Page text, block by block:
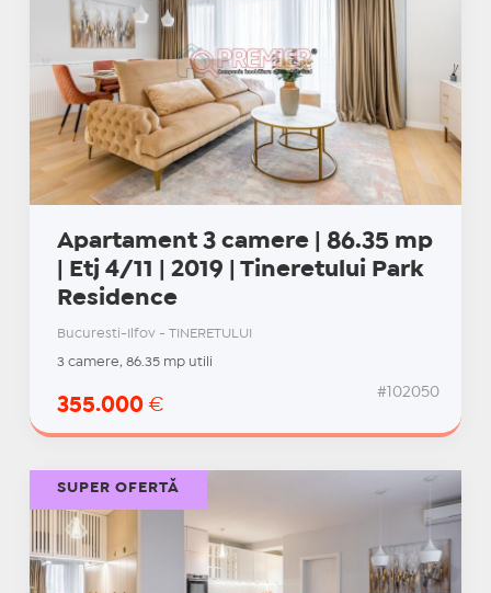
Apartament 3 camere | 86.35 mp
| Etj 4/11 | 2019 | Tineretului Park
Residence
Bucuresti-Ilfov - TINERETULUI
3 camere, 86.35 mp utili
355.000 €
#102050
SUPER OFERTĂ